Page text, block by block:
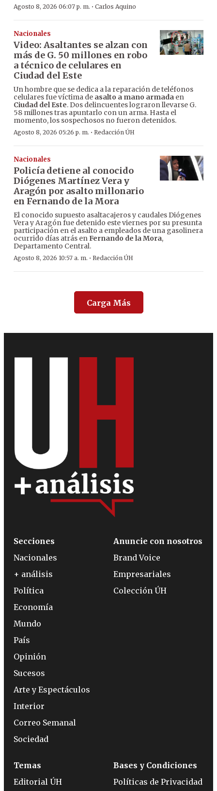
Agosto 8, 2026 06:07 p. m. · Carlos Aquino
Nacionales
Video: Asaltantes se alzan con
más de G. 50 millones en robo
a técnico de celulares en
Ciudad del Este
Un hombre que se dedica a la reparación de teléfonos
celulares fue víctima de asalto a mano armada en
Ciudad del Este. Dos delincuentes lograron llevarse G.
58 millones tras apuntarlo con un arma. Hasta el
momento, los sospechosos no fueron detenidos.
Agosto 8, 2026 05:26 p. m. · Redacción ÚH
Nacionales
Policía detiene al conocido
Diógenes Martínez Vera y
Aragón por asalto millonario
en Fernando de la Mora
El conocido supuesto asaltacajeros y caudales Diógenes
Vera y Aragón fue detenido este viernes por su presunta
participación en el asalto a empleados de una gasolinera
ocurrido días atrás enFernando de la Mora,
Departamento Central.
Agosto 8, 2026 10:57 a. m. · Redacción ÚH
Carga Más
Secciones
Nacionales
+ análisis
Política
Economía
Mundo
País
Opinión
Sucesos
Arte y Espectáculos
Interior
Correo Semanal
Sociedad
Anuncie con nosotros
Brand Voice
Empresariales
Colección ÚH
Temas
Editorial ÚH
Bases y Condiciones
Políticas de Privacidad